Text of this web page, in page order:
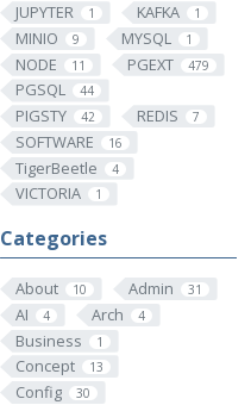
JUPYTER 1 KAFKA 1
MINIO 9 MYSQL 1
NODE 11 PGEXT 479
PGSQL 44
PIGSTY 42 REDIS 7
SOFTWARE 16
TigerBeetle 4
VICTORIA 1
Categories
About 10 Admin 31
AI 4 Arch 4
Business 1
Concept 13
Config 30